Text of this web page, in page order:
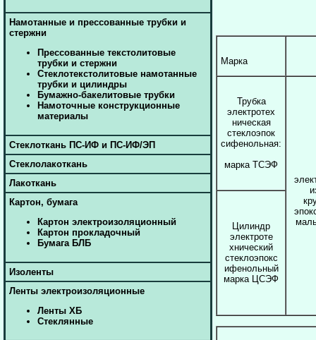
Намотанные и прессованные трубки и
стержни
Прессованные текстолитовые
трубки и стержни
Стеклотекстолитовые намотанные
трубки и цилиндры
Бумажно-бакелитовые трубки
Намоточные конструкционные
материалы
Cтеклоткань ПС-ИФ и ПС-ИФ/ЭП
Стеклолакоткань
Лакоткань
Картон, бумага
Картон электроизоляционный
Картон прокладочный
Бумага БЛБ
Изоленты
Ленты электроизоляционные
Ленты ХБ
Стеклянные
Марка
Трубка
электротех
ническая
стеклоэпок
сифенольная:
марка ТСЭФ
Цилиндр
электроте
хнический
стеклоэпокс
ифенольный
марка ЦСЭФ